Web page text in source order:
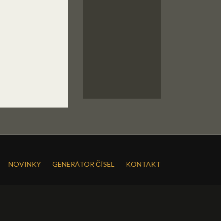
NOVINKY GENERÁTOR ČÍSEL
KONTAKT